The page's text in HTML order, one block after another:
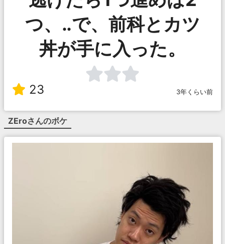
つ、‥で、前科とカツ
丼が手に入った。
23 3年くらい前
ZEroさんのボケ